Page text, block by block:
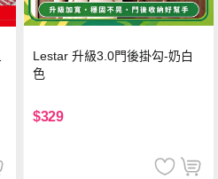
Lestar 升級3.0門後掛勾-奶白
色
$329